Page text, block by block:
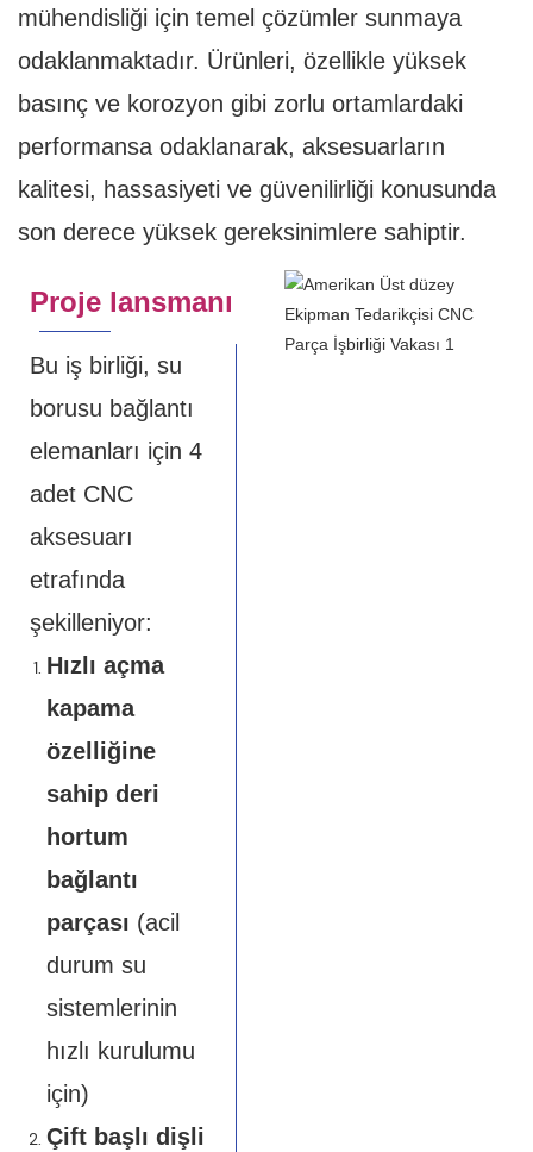
mühendisliği için temel çözümler sunmaya
odaklanmaktadır. Ürünleri, özellikle yüksek
basınç ve korozyon gibi zorlu ortamlardaki
performansa odaklanarak, aksesuarların
kalitesi, hassasiyeti ve güvenilirliği konusunda
son derece yüksek gereksinimlere sahiptir.
Proje lansmanı
Bu iş birliği, su
borusu bağlantı
elemanları için 4
adet CNC
aksesuarı
etrafında
şekilleniyor:
Hızlı açma
kapama
özelliğine
sahip deri
hortum
bağlantı
parçası (acil
durum su
sistemlerinin
hızlı kurulumu
için)
Çift başlı dişli